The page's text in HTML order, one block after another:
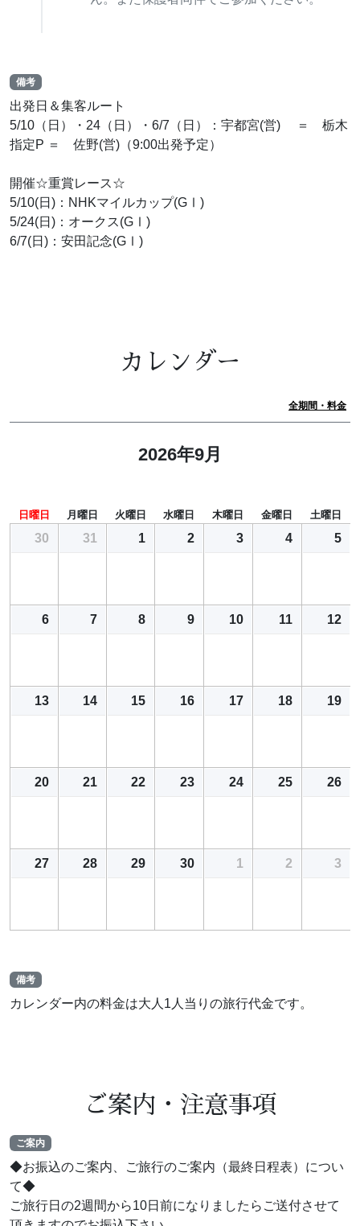
備考
出発日＆集客ルート
5/10（日）・24（日）・6/7（日）：宇都宮(営) ＝ 栃木
指定P ＝ 佐野(営)（9:00出発予定）
開催☆重賞レース☆
5/10(日)：NHKマイルカップ(GⅠ)
5/24(日)：オークス(GⅠ)
6/7(日)：安田記念(GⅠ)
カレンダー
全期間・料金
2026年9月
日曜日 月曜日 火曜日 水曜日 木曜日 金曜日 土曜日
30 31 1 2 3 4 5
6 7 8 9 10 11 12
13 14 15 16 17 18 19
20 21 22 23 24 25 26
27 28 29 30 1 2 3
備考
カレンダー内の料金は大人1人当りの旅行代金です。
ご案内・注意事項
ご案内
◆お振込のご案内、ご旅行のご案内（最終日程表）につい
て◆
ご旅行日の2週間から10日前になりましたらご送付させて